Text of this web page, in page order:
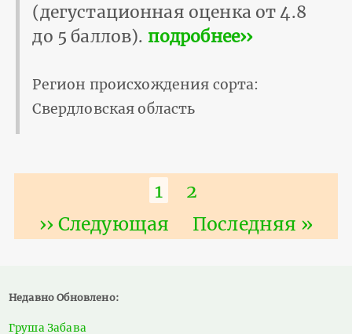
(дегустационная оценка от 4.8
до 5 баллов). подробнее››
Регион происхождения сорта:
Свердловская область
Текущая
страница
1 Страница
2
Следующая
›› Следующая
Последняя
Последняя »
Недавно Обновлено:
Груша Забава